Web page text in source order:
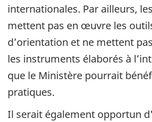
internationales. Par ailleurs,
mettent pas en œuvre les
d’orientation et ne mettent
les instruments élaborés à
que le Ministère pourrait
pratiques.
Il serait également opportun